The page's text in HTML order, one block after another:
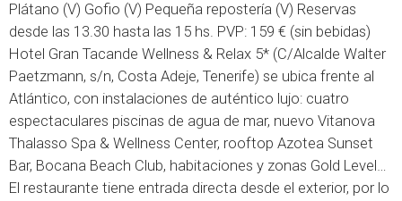
Plátano (V) Gofio (V) Pequeña repostería (V) Reservas
desde las 13.30 hasta las 15 hs. PVP: 159 € (sin bebidas)
Hotel Gran Tacande Wellness & Relax 5* (C/Alcalde Walter
Paetzmann, s/n, Costa Adeje, Tenerife) se ubica frente al
Atlántico, con instalaciones de auténtico lujo: cuatro
espectaculares piscinas de agua de mar, nuevo Vitanova
Thalasso Spa & Wellness Center, rooftop Azotea Sunset
Bar, Bocana Beach Club, habitaciones y zonas Gold Level…
El restaurante tiene entrada directa desde el exterior, por lo